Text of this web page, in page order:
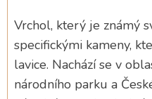
Vrchol, který je známý
specifickými kameny,
lavice. Nachází se v
národního parku a